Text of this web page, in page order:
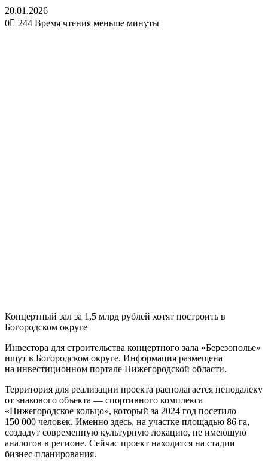
20.01.2026
0
244 Время чтения меньше минуты
Концертный зал за 1,5 млрд рублей хотят построить в
Богородском округе
Инвестора для строительства концертного зала «Березополье»
ищут в Богородском округе. Информация размещена
на инвестиционном портале Нижегородской области.
Территория для реализации проекта располагается неподалеку
от знакового объекта — спортивного комплекса
«Нижегородское кольцо», который за 2024 год посетило
150 000 человек. Именно здесь, на участке площадью 86 га,
создадут современную культурную локацию, не имеющую
аналогов в регионе. Сейчас проект находится на стадии
бизнес-планирования.